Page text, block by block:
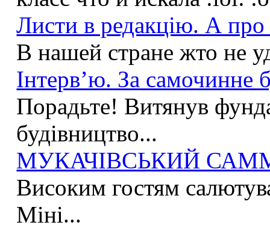
Листи в редакцію. А
В нашей стране жто не
Інтерв’ю. За самочинне
Порадьте! Витянув
будівництво...
МУКАЧІВСЬКИЙ
Високим гостям
Міні...